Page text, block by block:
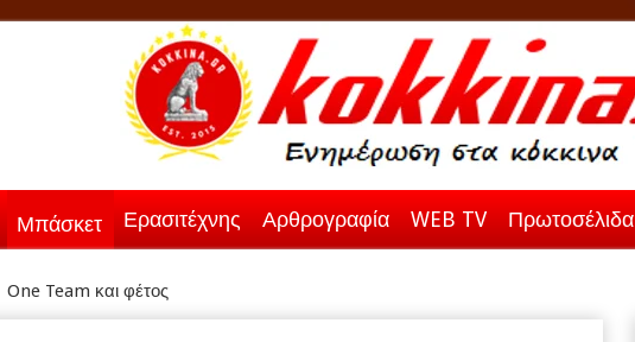
Μπάσκετ Ερασιτέχνης Αρθρογραφία WEB TV Πρωτοσέλιδα
One Team και φέτος